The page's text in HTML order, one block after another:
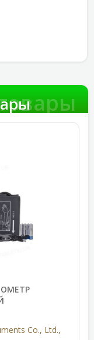
Co., Ltd.,